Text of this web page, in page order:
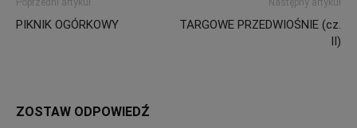
Poprzedni artykuł
PIKNIK OGÓRKOWY
Następny artykuł
TARGOWE PRZEDWIOŚNIE (cz.
II)
ZOSTAW ODPOWIEDŹ